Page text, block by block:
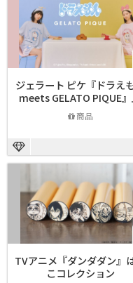
ジェラート ピケ『ドラえ
meets GELATO PIQUE』
商品
TVアニメ『ダンダダン』
こコレクション